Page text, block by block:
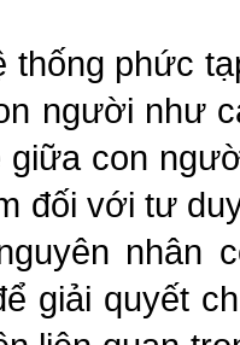
thống phức
người như
giữa con
đối với tư
nhân
giải quyết